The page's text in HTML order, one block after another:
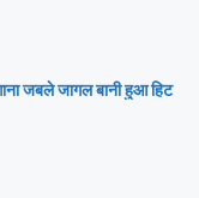
जबले जागल बानी हुआ हिट